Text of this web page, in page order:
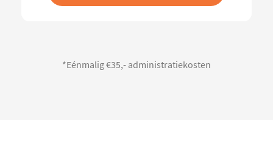
*Eénmalig €35,- administratiekosten